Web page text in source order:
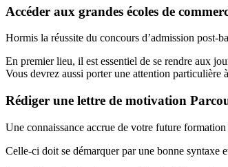
Accéder aux grandes écoles de
Hormis la réussite du concours d’admission post-
En premier lieu, il est essentiel de se rendre aux
Vous devrez aussi porter une attention particulière
Rédiger une lettre de motivation
Une connaissance accrue de votre future
Celle-ci doit se démarquer par une bonne syntaxe